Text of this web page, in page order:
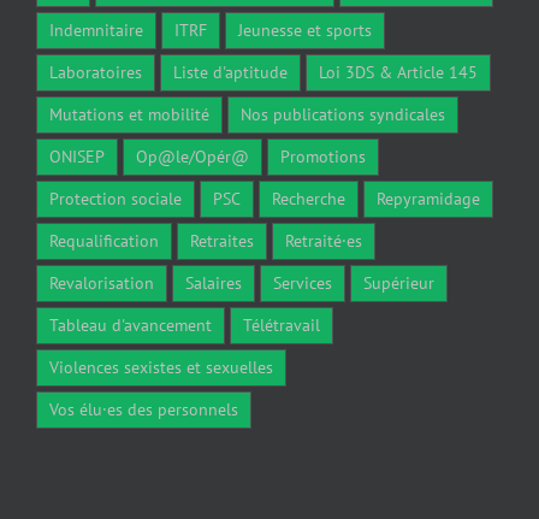
Indemnitaire
ITRF
Jeunesse et sports
Laboratoires
Liste d'aptitude
Loi 3DS & Article 145
Mutations et mobilité
Nos publications syndicales
ONISEP
Op@le/Opér@
Promotions
Protection sociale
PSC Recherche
Repyramidage
Requalification
Retraites
Retraité·es
Revalorisation
Salaires Services
Supérieur
Tableau d'avancement
Télétravail
Violences sexistes et sexuelles
Vos élu·es des personnels